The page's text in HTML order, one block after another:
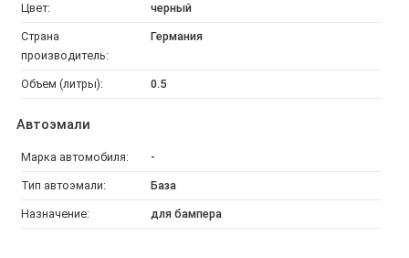
Цвет: черный
Страна
производитель:
Германия
Объем (литры): 0.5
Автоэмали
Марка автомобиля: -
Тип автоэмали: База
Назначение: для бампера